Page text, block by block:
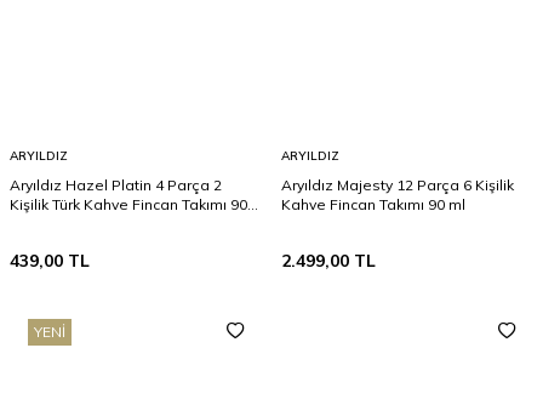
ARYILDIZ
Aryıldız Hazel Platin 4 Parça 2
Kişilik Türk Kahve Fincan Takımı 90
439,00 TL
ARYILDIZ
Aryıldız Majesty 12 Parça 6 Kişilik
Kahve Fincan Takımı 90 ml
2.499,00 TL
YENI